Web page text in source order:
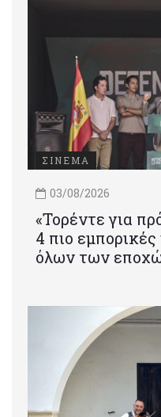
ΣΙΝΕΜΑ
03/08/2026
«Τορέντε για
4 πιο εμπορικές
όλων των